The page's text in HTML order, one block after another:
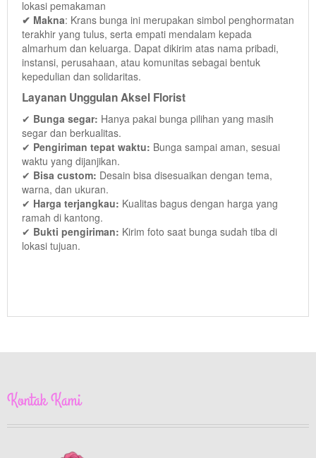
lokasi pemakaman
✔ Makna: Krans bunga ini merupakan simbol penghormatan
terakhir yang tulus, serta empati mendalam kepada
almarhum dan keluarga. Dapat dikirim atas nama pribadi,
instansi, perusahaan, atau komunitas sebagai bentuk
kepedulian dan solidaritas.
Layanan Unggulan Aksel Florist
✔ Bunga segar: Hanya pakai bunga pilihan yang masih
segar dan berkualitas.
✔ Pengiriman tepat waktu: Bunga sampai aman, sesuai
waktu yang dijanjikan.
✔ Bisa custom: Desain bisa disesuaikan dengan tema,
warna, dan ukuran.
✔ Harga terjangkau: Kualitas bagus dengan harga yang
ramah di kantong.
✔ Bukti pengiriman: Kirim foto saat bunga sudah tiba di
lokasi tujuan.
Kontak Kami